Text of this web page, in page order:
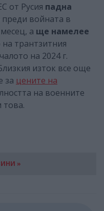
от Русия падна
преди войната в
а ще намелее
трантзитния
на 2024 г.
изток все още
за цените на
на военните
»